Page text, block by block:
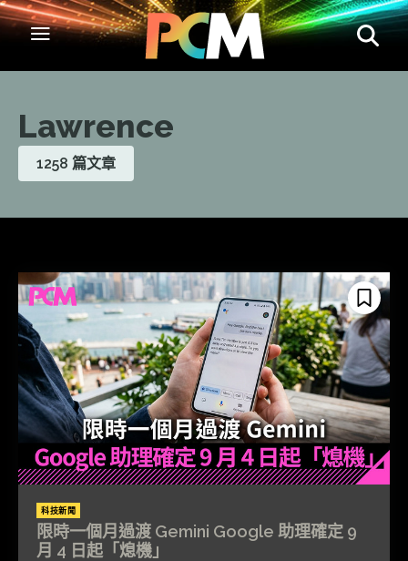
Lawrence
1258 篇文章
科技新聞
限時一個月過渡 Gemini Google 助理確定 9
月 4 日起「熄機」